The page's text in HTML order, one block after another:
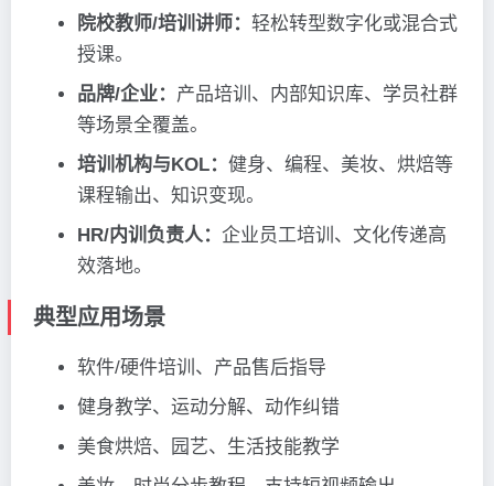
院校教师/培训讲师： 轻松转型数字化或混合式
授课。
品牌/企业： 产品培训、内部知识库、学员社群
等场景全覆盖。
培训机构与KOL： 健身、编程、美妆、烘焙等
课程输出、知识变现。
HR/内训负责人： 企业员工培训、文化传递高
效落地。
典型应用场景
软件/硬件培训、产品售后指导
健身教学、运动分解、动作纠错
美食烘焙、园艺、生活技能教学